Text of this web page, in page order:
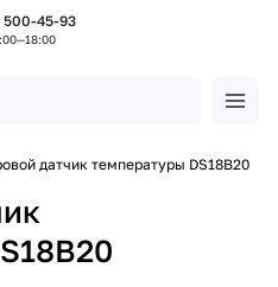
45-93
датчик температуры DS18B20